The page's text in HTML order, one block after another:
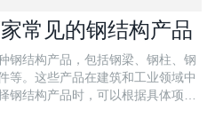
常见的钢结构产品
钢结构产品，包括钢梁、钢柱、钢
等。这些产品在建筑和工业领域中
钢结构产品时，可以根据具体项目